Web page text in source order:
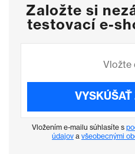
Založte si
testovací e-
Vložením e-mailu súhlasíte s
údajov a všeobecnými